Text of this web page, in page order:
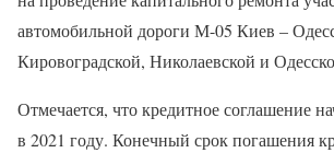
автомобильной дороги М-05 Киев –
Кировоградской, Николаевской и
Отмечается, что кредитное соглашение
в 2021 году. Конечный срок погашения